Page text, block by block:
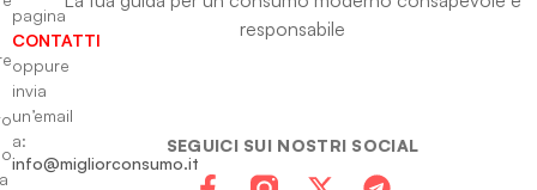
responsabile
SEGUICI SUI NOSTRI SOCIAL
pagina
CONTATTI
oppure
invia
un’email
a:
info@migliorconsumo.it